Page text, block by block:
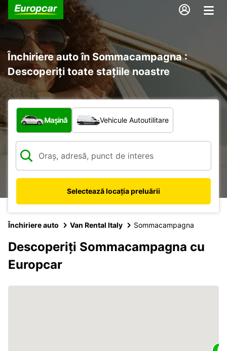
Închiriere auto în Sommacampagna :
Descoperiți toate stațiile noastre
Ce tip de vehicul?
Mașină Vehicule Autoutilitare
Selectează locația preluării
Închiriere auto Van Rental Italy Sommacampagna
Descoperiți Sommacampagna cu
Europcar